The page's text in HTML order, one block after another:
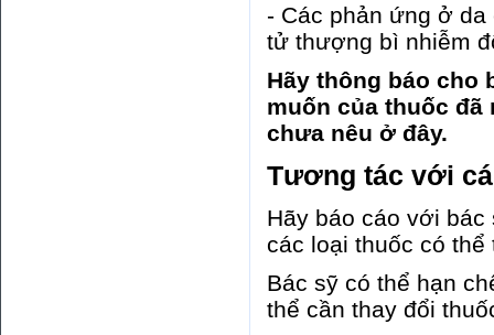
- Các phản ứng ở
tử thượng bì nhiễm
Hãy thông báo cho
muốn của thuốc đã
chưa nêu ở đây.
Tương tác với
Hãy báo cáo với
các loại thuốc có
Bác sỹ có thể hạn
thể cần thay đổi